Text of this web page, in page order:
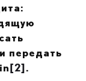
передать
[2].